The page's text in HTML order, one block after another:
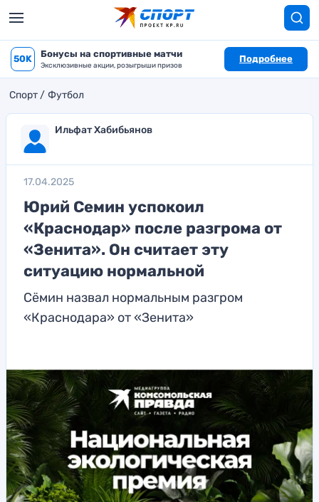
50K Бонусы на спортивные матчи
Эксклюзивные акции, розыгрыши призов
Подробнее
Спорт Футбол
Ильфат Хабибьянов
17.04.2025
Юрий Семин успокоил
«Краснодар» после разгрома от
«Зенита». Он считает эту
ситуацию нормальной
Сёмин назвал нормальным разгром
«Краснодара» от «Зенита»